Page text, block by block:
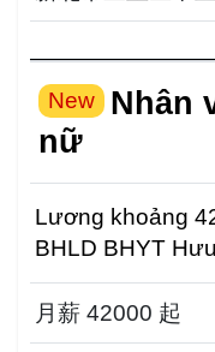
New
Nhân
nữ
Lương khoảng 42000 Tháng nghỉ
BHLD BHYT Hưu trí 6%, thưởng cuối năm
Ứng tuyển vu...
月薪 42000 起